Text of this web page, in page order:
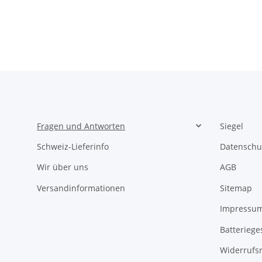
Fragen und Antworten
Schweiz-Lieferinfo
Wir über uns
Versandinformationen
Siegel
AGB
Sitemap